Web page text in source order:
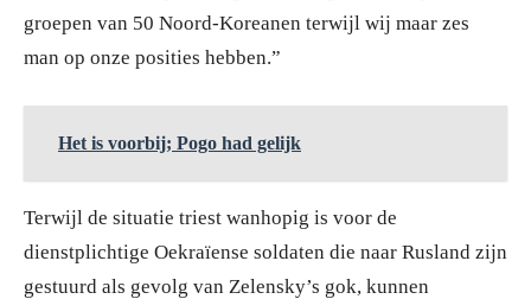
groepen van 50 Noord-Koreanen terwijl wij maar zes
man op onze posities hebben.”
Het is voorbij; Pogo had gelijk
Terwijl de situatie triest wanhopig is voor de
dienstplichtige Oekraïense soldaten die naar Rusland zijn
gestuurd als gevolg van Zelensky’s gok, kunnen